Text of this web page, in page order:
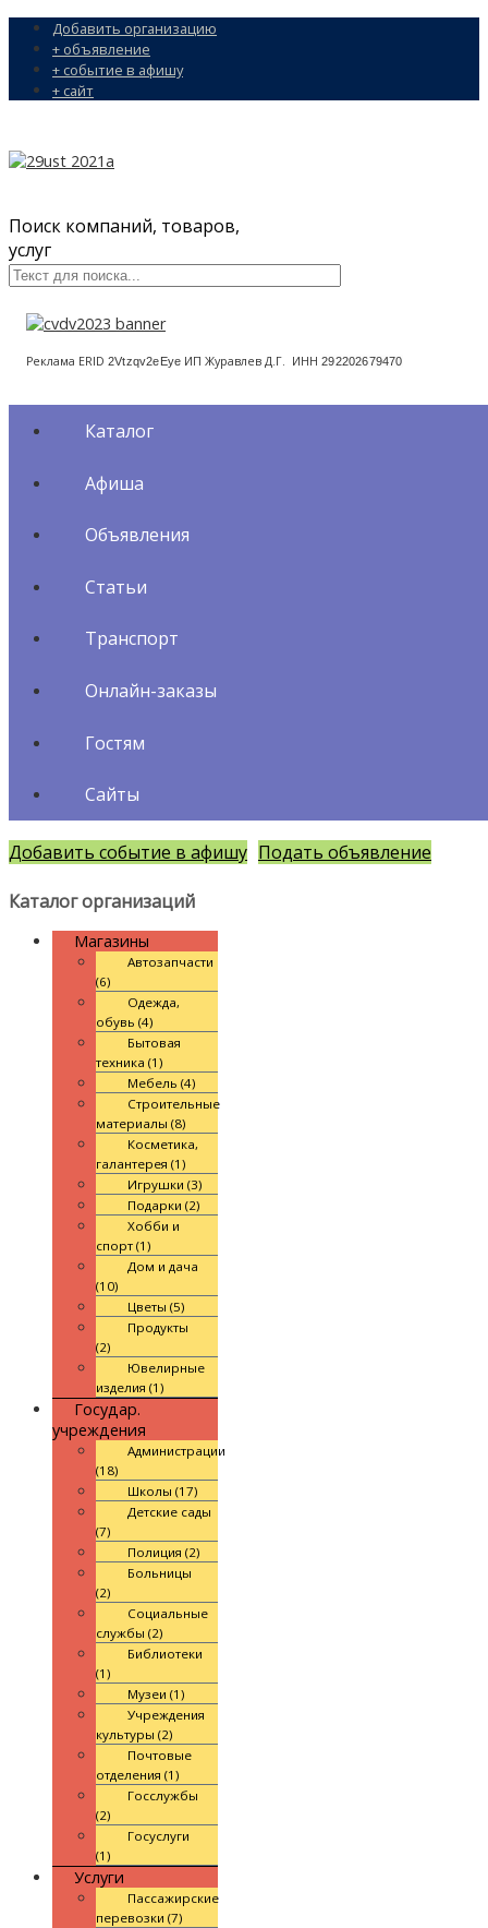
Добавить организацию
+ объявление
+ событие в афишу
+ сайт
Поиск компаний, товаров,
услуг
Реклама ERID 2Vtzqv2eEye ИП Журавлев Д.Г. ИНН292202679470
Каталог
Афиша
Объявления
Статьи
Транспорт
Онлайн-заказы
Гостям
Сайты
Добавить событие в афишу Подать объявление
Каталог организаций
Магазины
Автозапчасти
(6)
Одежда,
обувь (4)
Бытовая
техника (1)
Мебель (4)
Строительные
материалы (8)
Косметика,
галантерея (1)
Игрушки (3)
Подарки (2)
Хобби и
спорт (1)
Дом и дача
(10)
Цветы (5)
Продукты
(2)
Ювелирные
изделия (1)
Государ.
учреждения
Администрации
(18)
Школы (17)
Детские сады
(7)
Полиция (2)
Больницы
(2)
Социальные
службы (2)
Библиотеки
(1)
Музеи (1)
Учреждения
культуры (2)
Почтовые
отделения (1)
Госслужбы
(2)
Госуслуги
(1)
Услуги
Пассажирские
перевозки (7)